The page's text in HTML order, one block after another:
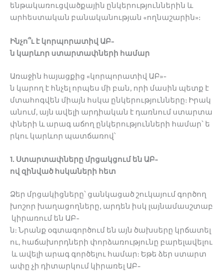
ենթակառուցվածքային ընկերություններին և
արհեստական բանականության «ողնաշարին»:
Ինչո՞ւ է կորպորատիվ ԱԲ-
ն կարևոր ստարտափների համար
Առաջին հայացքից «կորպորատիվ ԱԲ»-
ն կարող է հնչել որպես մի բան, որի մասին պետք է
մտահոգվեն միայն հսկա ընկերությունները: Իրակ
անում, այն ավելի արդիական է դառնում ստարտա
փների և արագ աճող ընկերությունների համար՝ ե
րկու կարևոր պատճառով՝
1. Ստարտափները մրցակցում են ԱԲ-
ով զինված հսկաների հետ
Ձեր մրցակիցները՝ ցանկացած շուկայում գործող
խոշոր խաղացողները, արդեն իսկ լայնամասշտաբ
կիրառում են ԱԲ-
ն: Նրանք օգտագործում են այն ծախսերը կրճատել
ու, հաճախորդների փորձառությունը բարելավելու
և ավելի արագ գործելու համար: Եթե ձեր ստարտ
ափը չի դիտարկում կիրառել ԱԲ-